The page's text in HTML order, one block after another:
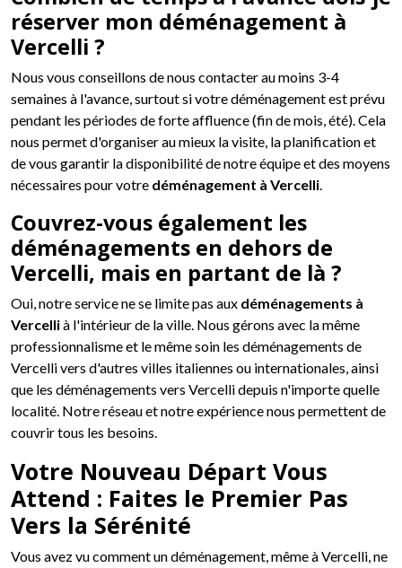
réserver mon déménagement à
Vercelli ?
Nous vous conseillons de nous contacter au moins 3-4
semaines à l'avance, surtout si votre déménagement est prévu
pendant les périodes de forte affluence (fin de mois, été). Cela
nous permet d'organiser au mieux la visite, la planification et
de vous garantir la disponibilité de notre équipe et des moyens
nécessaires pour votre déménagement à Vercelli.
Couvrez-vous également les
déménagements en dehors de
Vercelli, mais en partant de là ?
Oui, notre service ne se limite pas aux déménagements à
Vercellià l'intérieur de la ville. Nous gérons avec la même
professionnalisme et le même soin les déménagements de
Vercelli vers d'autres villes italiennes ou internationales, ainsi
que les déménagements vers Vercelli depuis n'importe quelle
localité. Notre réseau et notre expérience nous permettent de
couvrir tous les besoins.
Votre Nouveau Départ Vous
Attend : Faites le Premier Pas
Vers la Sérénité
Vous avez vu comment un déménagement, même à Vercelli, ne